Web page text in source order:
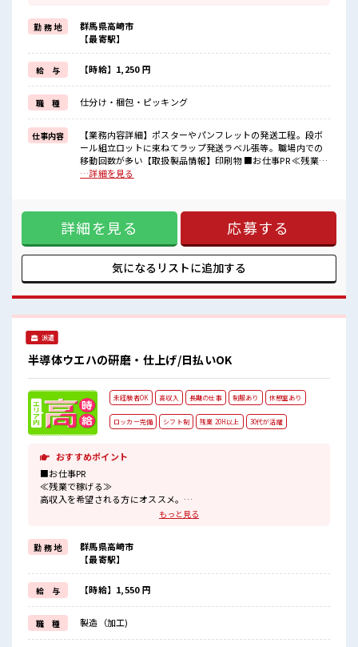
新しいことにチャレンジするのは不安だけど、
しっかり働く環境が整っています！
イチからスキルUP・ステップUP目指していきましょう！
≪収入アップを目指せる≫
高時給だらけの派遣のお仕事です！
■職場の雰囲気
活気あふれる20代活躍中の職場です☆
休憩室完備でランチや休憩も充実しそう♪
職場にはロッカー完備！
私物の置きすぎには注意が必要ですね★
残業多め！
稼ぎたい方は必見！
勤 務 地
群馬県高崎市
【最寄駅】
給 与 【時給】1,250 円
職 種 仕分け・梱包・ピッキング
仕事内容
【業務内容詳細】ポスターやパンフレットの発送工程。段ボ
ール組立ロットに束ねてラップ発送ラベル張等。職場内での
移動回数が多い【取扱製品情報】印刷物 ■お仕事PR ≪残業で
収入アップ≫ 高収入を希望される方にオススメ。 残業は月20
ています！ イチからスキルUP・ステップUP目指していきま
しょう！ ≪収入アップを目指せる≫ 高時給だらけの派遣のお
仕事です！ ■職場の雰囲気 活気あふれる20代活躍中の職場で
す☆ 休憩室完備でランチや休憩も充実しそう♪ 職場にはロッ
カー完備！ 私物の置きすぎには注意が必要ですね★ 残業多
め！ 稼ぎたい方は必見！
…詳細を見る
詳細を見る 応募する
気になるリストに追加する
派遣
半導体ウエハの研磨・仕上げ/日払いOK
未経験者OK 高収入 長期の仕事 制服あり 休憩室あり
ロッカー完備 シフト制 残業 20H以上 30代が活躍
おすすめポイント
■お仕事PR
≪残業で稼げる≫
高収入を希望される方にオススメ。
残業は月20時間以上あります♪
制服があるので、
毎日の服装の悩み解消♪
≪初めての仕事だけど自分にもできそう≫
新しいことにチャレンジするのは不安だけど、
しっかり働く環境が整っています！
イチからスキルUP・ステップUP目指していきましょう！
≪自分に向いている仕事が探せる≫
困った事などがあれば、
担当がしっかりサポートします！
もっと見る
勤 務 地
群馬県高崎市
【最寄駅】
給 与 【時給】1,550 円
職 種 製造（加工)